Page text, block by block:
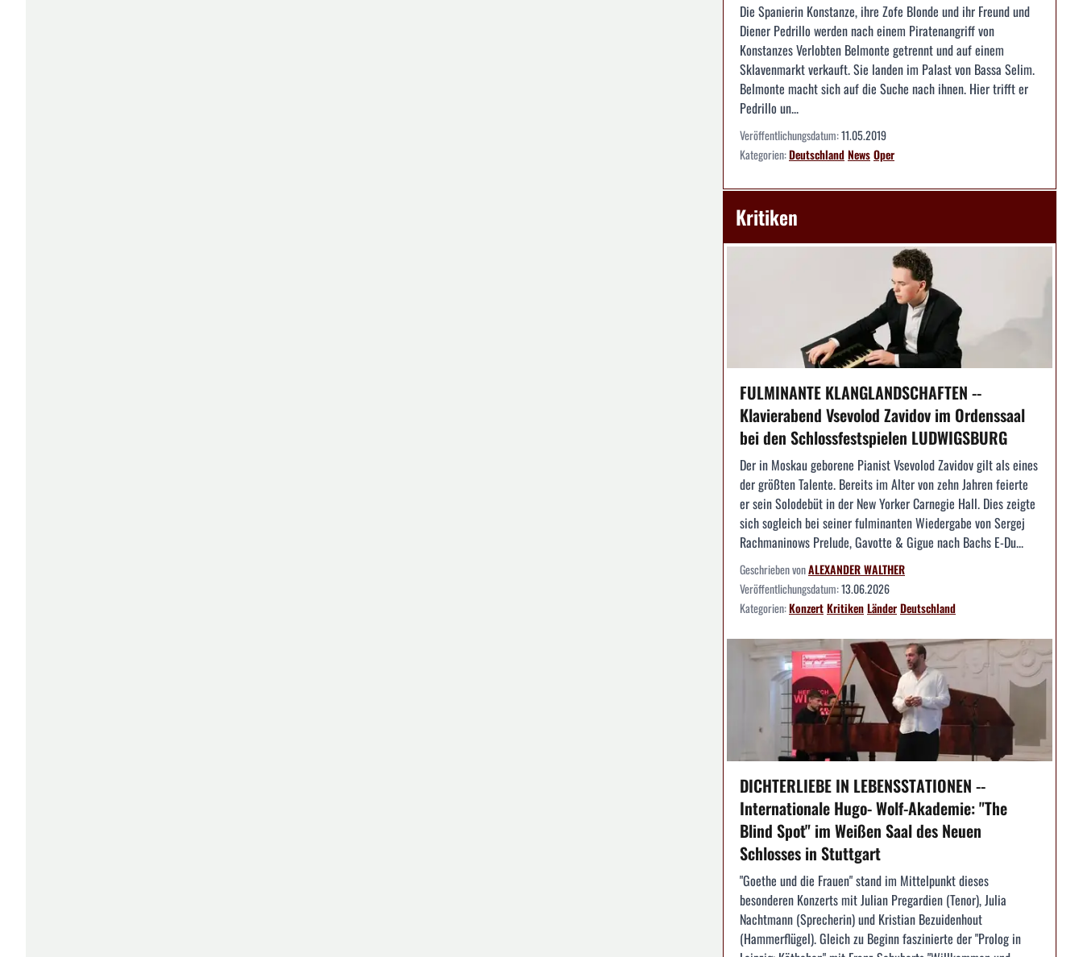
Die Spanierin Konstanze, ihre Zofe Blonde und ihr Freund und
Diener Pedrillo werden nach einem Piratenangriff von
Konstanzes Verlobten Belmonte getrennt und auf einem
Sklavenmarkt verkauft. Sie landen im Palast von Bassa Selim.
Belmonte macht sich auf die Suche nach ihnen. Hier trifft er
Pedrillo un...
Veröffentlichungsdatum:11.05.2019
Kategorien:DeutschlandNewsOper
Kritiken
FULMINANTE KLANGLANDSCHAFTEN --
Klavierabend Vsevolod Zavidov im Ordenssaal
bei den Schlossfestspielen LUDWIGSBURG
Der in Moskau geborene Pianist Vsevolod Zavidov gilt als eines
der größten Talente. Bereits im Alter von zehn Jahren feierte
er sein Solodebüt in der New Yorker Carnegie Hall. Dies zeigte
sich sogleich bei seiner fulminanten Wiedergabe von Sergej
Rachmaninows Prelude, Gavotte & Gigue nach Bachs E-Du...
Geschrieben vonALEXANDER WALTHER
Veröffentlichungsdatum:13.06.2026
Kategorien:KonzertKritikenLänderDeutschland
DICHTERLIEBE IN LEBENSSTATIONEN --
Internationale Hugo- Wolf-Akademie: "The
Blind Spot" im Weißen Saal des Neuen
Schlosses in Stuttgart
"Goethe und die Frauen" stand im Mittelpunkt dieses
besonderen Konzerts mit Julian Pregardien (Tenor), Julia
Nachtmann (Sprecherin) und Kristian Bezuidenhout
(Hammerflügel). Gleich zu Beginn faszinierte der "Prolog in